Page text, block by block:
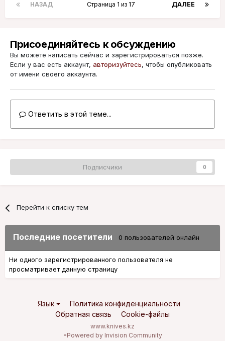
НАЗАД ДАЛЕЕ
Страница 1 из 17
Присоединяйтесь к обсуждению
Вы можете написать сейчас и зарегистрироваться позже.
Если у вас есть аккаунт, авторизуйтесь, чтобы опубликовать
от имени своего аккаунта.
Ответить в этой теме...
Подписчики 0
Перейти к списку тем
Последние посетители 0 пользователей онлайн
Ни одного зарегистрированного пользователя не
просматривает данную страницу
Язык
Политика конфиденциальности
Обратная связь
Cookie-файлы
www.knives.kz
=Powered by Invision Community